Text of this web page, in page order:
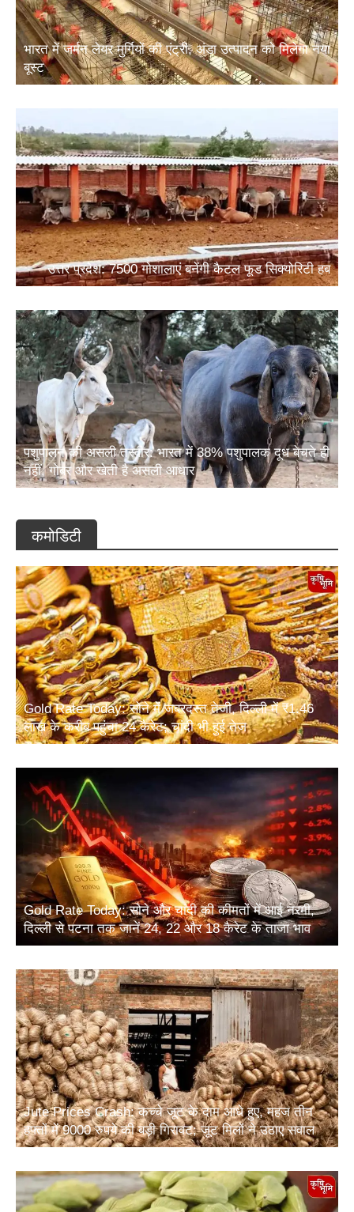
भारत में जर्मन लेयर मुर्गियों की एंट्री, अंडा उत्पादन को मिलेगा नया
बूस्ट
उत्तर प्रदेश: 7500 गोशालाएं बनेंगी कैटल फूड सिक्योरिटी हब
पशुपालन की असली तस्वीर: भारत में 38% पशुपालक दूध बेचते ही
नहीं, गोबर और खेती है असली आधार
कमोडिटी
Gold Rate Today: सोने में जबरदस्त तेजी, दिल्ली में ₹1.46
लाख के करीब पहुंचा 24 कैरेट; चांदी भी हुई तेज
Gold Rate Today: सोने और चांदी की कीमतों में आई नरमी,
दिल्ली से पटना तक जानें 24, 22 और 18 कैरेट के ताजा भाव
Jute Prices Crash: कच्चे जूट के दाम आधे हुए, महज तीन
हफ्तों में 9000 रुपये की बड़ी गिरावट; जूट मिलों ने उठाए सवाल